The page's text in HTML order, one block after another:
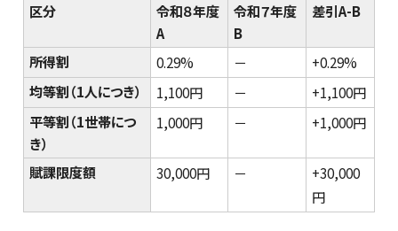
区分
令和８年度
A
令和７年度
B
差引A-B
所得割 0.29% －
+0.29%
均等割（1人につき）
1,100円 －
+1,100円
平等割（1世帯につ
き）
1,000円 － +1,000円
賦課限度額 30,000円 －
+30,000
円